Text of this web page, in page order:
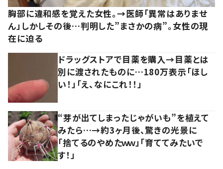
胸部に違和感を覚えた女性。→医師「異常はありませ
ん」しかしその後…判明した”まさかの病”。女性の現
在に迫る
ドラッグストアで目薬を購入→目薬とは
別に渡されたものに…180万表示「ほし
い！」「え、なにこれ！！」
“芽が出てしまったじゃがいも”を植えて
みたら…→約3ヶ月後、驚きの光景に
「捨てるのやめたｗｗ」「育ててみたいで
す！」